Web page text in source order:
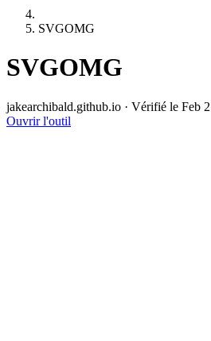
SVGOMG
SVGOMG
jakearchibald.github.io · Vérifié le Feb
Ouvrir l'outil